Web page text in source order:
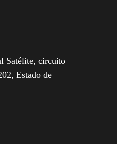
Satélite, circuito
Estado de